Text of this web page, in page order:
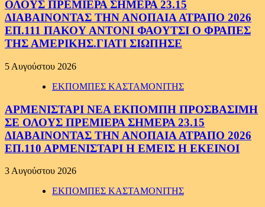
ΟΛΟΥΣ ΠΡΕΜΙΕΡΑ ΣΗΜΕΡΑ 23.15
ΔΙΑΒΑΙΝΟΝΤΑΣ ΤΗΝ ΑΝΟΠΑΙΑ ΑΤΡΑΠΟ 2026
ΕΠ.111 ΠΑΚΟΥ ΑΝΤΟΝΙ ΦΑΟΥΤΣΙ Ο ΦΡΑΠΕΣ
ΤΗΣ ΑΜΕΡΙΚΗΣ.ΓΙΑΤΙ ΣΙΩΠΗΣΕ
5 Αυγούστου 2026
ΕΚΠΟΜΠΕΣ ΚΑΣΤΑΜΟΝΙΤΗΣ
ΑΡΜΕΝΙΣΤΑΡΙ ΝΕΑ ΕΚΠΟΜΠΗ ΠΡΟΣΒΑΣΙΜΗ
ΣΕ ΟΛΟΥΣ ΠΡΕΜΙΕΡΑ ΣΗΜΕΡΑ 23.15
ΔΙΑΒΑΙΝΟΝΤΑΣ ΤΗΝ ΑΝΟΠΑΙΑ ΑΤΡΑΠΟ 2026
ΕΠ.110 ΑΡΜΕΝΙΣΤΑΡΙ Η ΕΜΕΙΣ Η ΕΚΕΙΝΟΙ
3 Αυγούστου 2026
ΕΚΠΟΜΠΕΣ ΚΑΣΤΑΜΟΝΙΤΗΣ